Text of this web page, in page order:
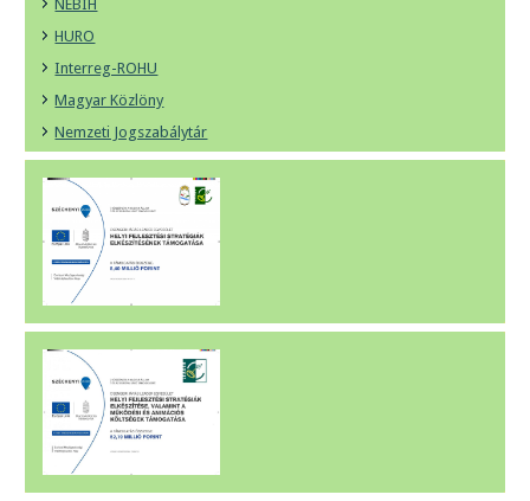
NÉBIH
HURO
Interreg-ROHU
Magyar Közlöny
Nemzeti Jogszabálytár